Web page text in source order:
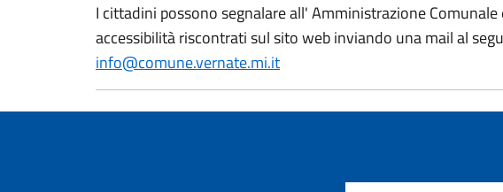
I cittadini possono segnalare all' Amministrazione
accessibilità riscontrati sul sito web inviando una mail al
info@comune.vernate.mi.it